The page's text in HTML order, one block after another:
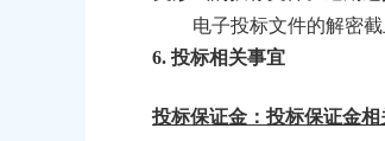
电子投标文件的解密
6. 投标相关事宜
投标保证金：投标保证金